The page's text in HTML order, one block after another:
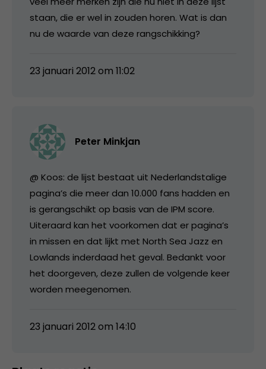
staan, die er wel in zouden horen. Wat is dan
nu de waarde van deze rangschikking?
23 januari 2012 om 11:02
Peter Minkjan
@ Koos: de lijst bestaat uit Nederlandstalige
pagina’s die meer dan 10.000 fans hadden en
is gerangschikt op basis van de IPM score.
Uiteraard kan het voorkomen dat er pagina’s
in missen en dat lijkt met North Sea Jazz en
Lowlands inderdaad het geval. Bedankt voor
het doorgeven, deze zullen de volgende keer
worden meegenomen.
23 januari 2012 om 14:10